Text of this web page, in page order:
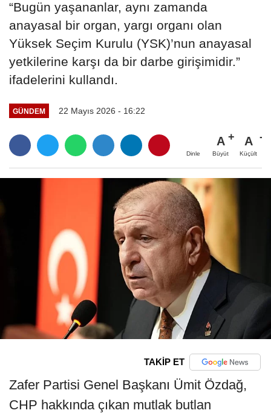
“Bugün yaşananlar, aynı zamanda
anayasal bir organ, yargı organı olan
Yüksek Seçim Kurulu (YSK)’nun anayasal
yetkilerine karşı da bir darbe girişimidir.”
ifadelerini kullandı.
GÜNDEM 22 Mayıs 2026 - 16:22
Dinle
A
Büyüt
A
Küçült
TAKİP ET
Zafer Partisi Genel Başkanı Ümit Özdağ,
CHP hakkında çıkan mutlak butlan